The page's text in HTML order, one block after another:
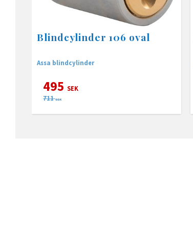
Blindcylinder 106 oval
Assa blindcylinder
495 SEK
711 SEK